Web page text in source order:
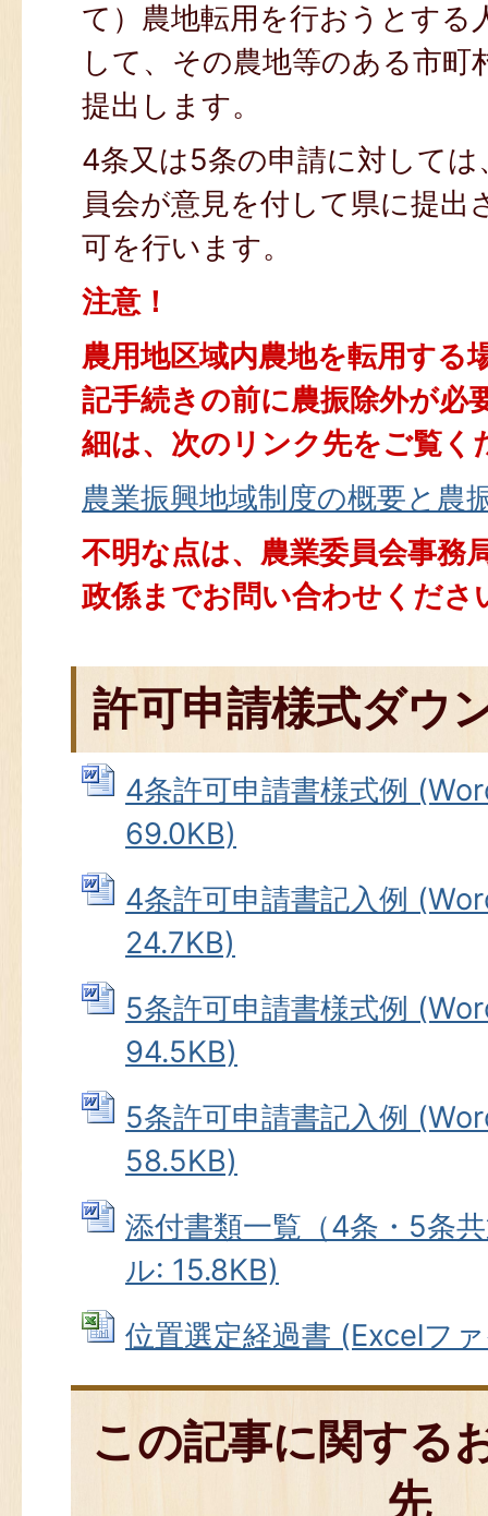
て）農地転用を行おうとする
して、その農地等のある市町
提出します。
4条又は5条の申請に対しては
員会が意見を付して県に提出
可を行います。
注意！
農用地区域内農地を転用する
記手続きの前に農振除外が必
細は、次のリンク先をご覧く
農業振興地域制度の概要と農
不明な点は、農業委員会事務
政係までお問い合わせくださ
許可申請様式ダウ
4条許可申請書様式例
69.0KB)
4条許可申請書記入例
24.7KB)
5条許可申請書様式例
94.5KB)
5条許可申請書記入例
58.5KB)
添付書類一覧（4条・5条
ル: 15.8KB)
位置選定経過書 (Excelフ
この記事に関する
先